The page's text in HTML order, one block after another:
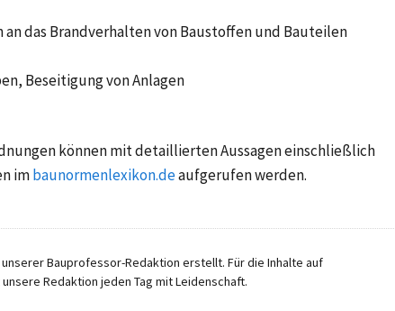
an das Brandverhalten von Baustoffen und Bauteilen
Beseitigung von Anlagen
können mit detaillierten Aussagen einschließlich
imbaunormenlexikon.deaufgerufen werden.
Bauprofessor-Redaktion erstellt. Für die Inhalte auf
Redaktion jeden Tag mit Leidenschaft.